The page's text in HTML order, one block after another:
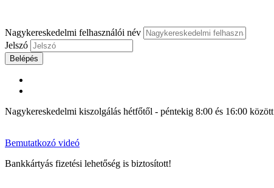
Nagykereskedelmi felhasználói név
Jelszó
Belépés
Nagykereskedelmi kiszolgálás hétfőtől - péntekig 8:00 és 16:00 között
Bemutatkozó videó
Bankkártyás fizetési lehetőség is biztosított!